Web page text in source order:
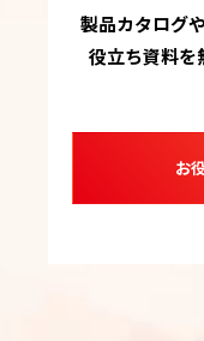
製品カタログ
役立ち資料を
お